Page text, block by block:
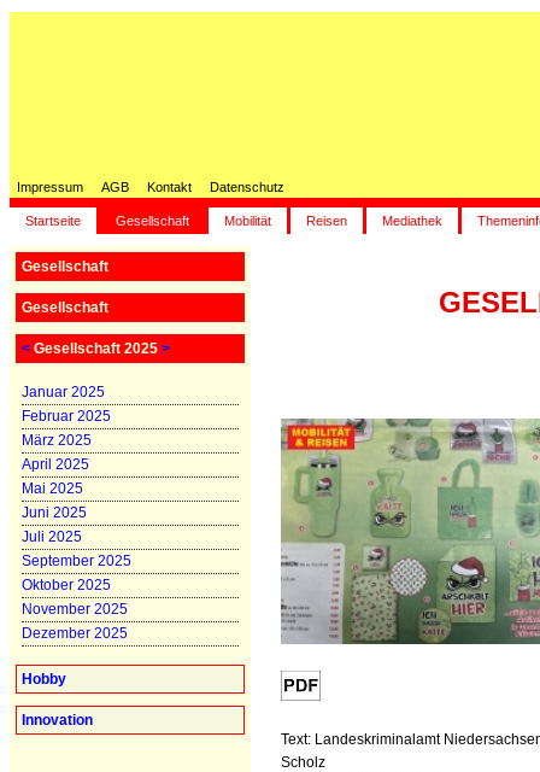
Impressum AGB Kontakt Datenschutz
Startseite Gesellschaft Mobilität Reisen Mediathek
Gesellschaft
Gesellschaft
< Gesellschaft 2025 >
Januar 2025
Februar 2025
März 2025
April 2025
Mai 2025
Juni 2025
Juli 2025
September 2025
Oktober 2025
November 2025
Dezember 2025
Hobby
Innovation
Text: Landeskriminalamt
Scholz